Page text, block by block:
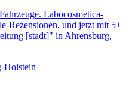
Labocosmetica-
Rezensionen, und jetzt mit 5+
[stadt]" in Ahrensburg,
Holstein